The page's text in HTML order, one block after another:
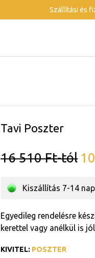
Szállítási és
Tavi Poszter
16 510Ft-tól
Kiszállítás 7-14
Egyedileg rendelésre
kerettel vagy anélkül is
KIVITEL: POSZTER